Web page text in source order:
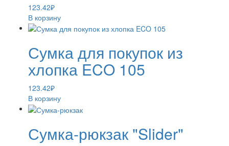
123.42₽
В корзину
Сумка для покупок из
хлопка ECO 105
123.42₽
В корзину
Сумка-рюкзак "Slider"